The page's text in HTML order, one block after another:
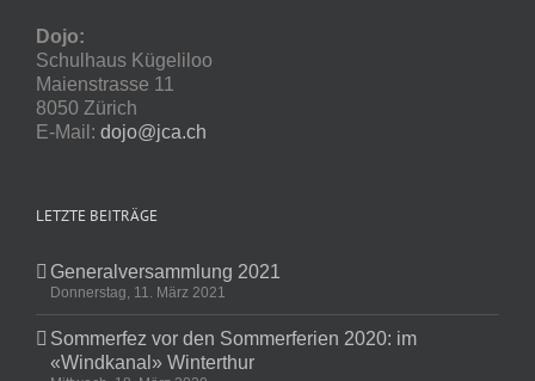
Dojo:
Schulhaus Kügeliloo
Maienstrasse 11
8050 Zürich
E-Mail: dojo@jca.ch
LETZTE BEITRÄGE
Generalversammlung 2021
Donnerstag, 11. März 2021
Sommerfez vor den Sommerferien 2020: im
«Windkanal» Winterthur